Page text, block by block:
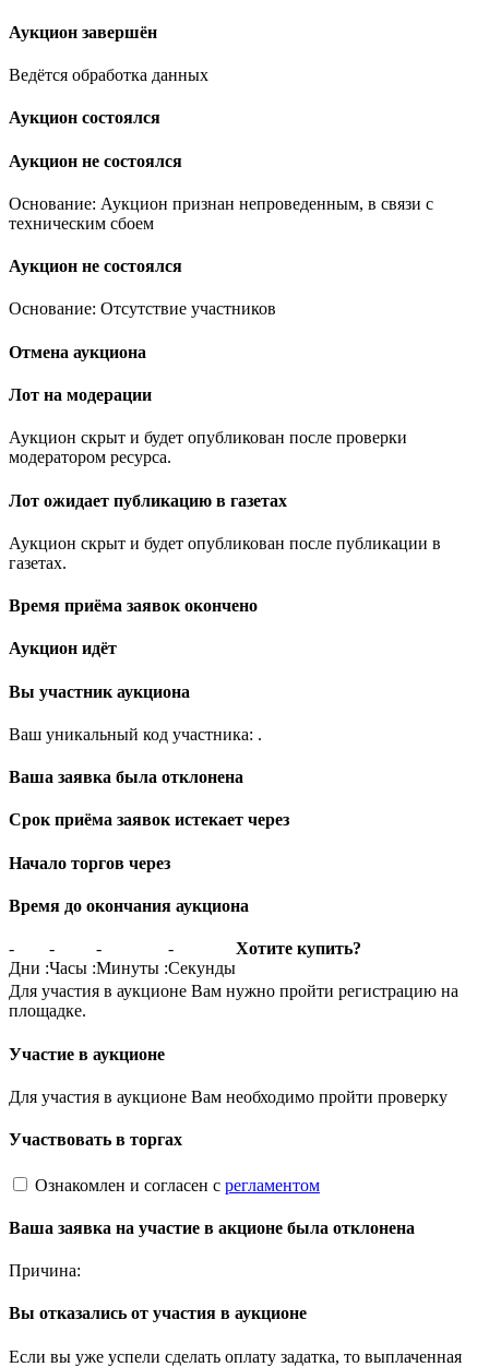
Аукцион завершён
Ведётся обработка данных
Аукцион состоялся
Аукцион не состоялся
Основание: Аукцион признан непроведенным, в связи с
техническим сбоем
Аукцион не состоялся
Основание: Отсутствие участников
Отмена аукциона
Лот на модерации
Аукцион скрыт и будет опубликован после проверки
модератором ресурса.
Лот ожидает публикацию в газетах
Аукцион скрыт и будет опубликован после публикации в
газетах.
Время приёма заявок окончено
Аукцион идёт
Вы участник аукциона
Ваш уникальный код участника: .
Ваша заявка была отклонена
Срок приёма заявок истекает через
Начало торгов через
Время до окончания аукциона
-
Дни :
-
Часы :
-
Минуты :
-
Секунды
Хотите купить?
Для участия в аукционе Вам нужно пройти регистрацию на
площадке.
Участие в аукционе
Для участия в аукционе Вам необходимо пройти проверку
Участвовать в торгах
Ознакомлен и согласен с регламентом
Ваша заявка на участие в акционе была отклонена
Причина:
Вы отказались от участия в аукционе
Если вы уже успели сделать оплату задатка, то выплаченная